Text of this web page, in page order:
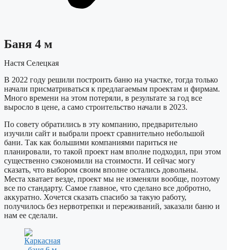
Баня 4 м
Настя Селецкая
В 2022 году решили построить баню на участке, тогда только
начали присматриваться к предлагаемым проектам и фирмам.
Много времени на этом потеряли, в результате за год все
выросло в цене, а само строительство начали в 2023.
По совету обратились в эту компанию, предварительно
изучили сайт и выбрали проект сравнительно небольшой
бани. Так как большими компаниями париться не
планировали, то такой проект нам вполне подходил, при этом
существенно сэкономили на стоимости. И сейчас могу
сказать, что выбором своим вполне остались довольны.
Места хватает везде, проект мы не изменяли вообще, поэтому
все по стандарту. Самое главное, что сделано все добротно,
аккуратно. Хочется сказать спасибо за такую работу,
получилось без нервотрепки и переживаний, заказали баню и
нам ее сделали.